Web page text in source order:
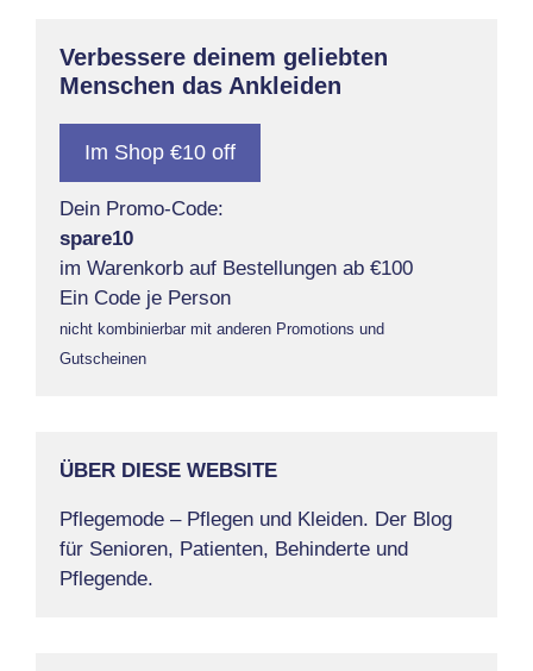
Verbessere deinem geliebten
Menschen das Ankleiden
Im Shop €10 off
Dein Promo-Code:
spare10
im Warenkorb auf Bestellungen ab €100
Ein Code je Person
nicht kombinierbar mit anderen Promotions und
Gutscheinen
ÜBER DIESE WEBSITE
Pflegemode – Pflegen und Kleiden. Der Blog
für Senioren, Patienten, Behinderte und
Pflegende.